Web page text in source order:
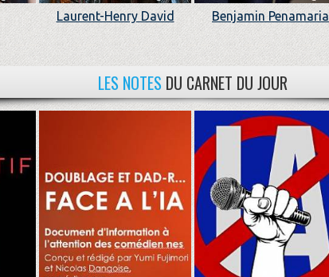
Laurent-Henry David Benjamin Penamaria
LES NOTES DU CARNET DU JOUR